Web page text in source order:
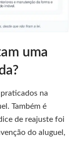
uma
na
Também é
de reajuste foi
do aluguel,